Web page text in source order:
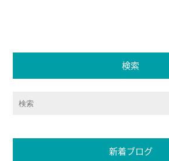
検索
新着ブログ